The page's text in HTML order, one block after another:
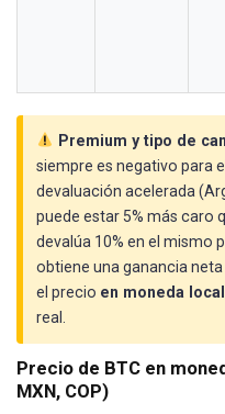
Premium y tipo de
siempre es negativo para
devaluación acelerada
puede estar 5% más caro
devalúa 10% en el mismo
obtiene una ganancia
el precio en moneda local
real.
Precio de BTC en
MXN, COP)